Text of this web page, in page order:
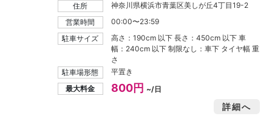
住所
神奈川県横浜市青葉区美しが丘4丁目19-2
営業時間
00:00〜23:59
駐車サイズ
高さ：190cm 以下 長さ：450cm 以下 車
幅：240cm 以下 制限なし：車下 タイヤ幅 重
さ
駐車場形態
平置き
最大料金
800円 ~/日
詳細へ